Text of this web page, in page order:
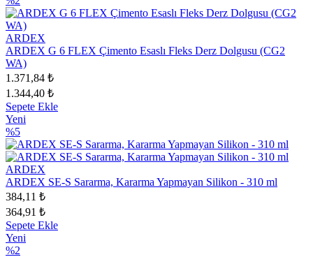
ARDEX
ARDEX G 6 FLEX Çimento Esaslı Fleks Derz Dolgusu (CG2
WA)
1.371,84 ₺
1.344,40 ₺
Sepete Ekle
Yeni
%5
ARDEX
ARDEX SE-S Sararma, Kararma Yapmayan Silikon - 310 ml
384,11 ₺
364,91 ₺
Sepete Ekle
Yeni
%2